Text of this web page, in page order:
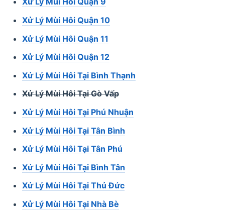
Xử Lý Mùi Hôi Quận 10
Xử Lý Mùi Hôi Quận 11
Xử Lý Mùi Hôi Quận 12
Xử Lý Mùi Hôi Tại Bình Thạnh
Xử Lý Mùi Hôi Tại Gò Vấp
Xử Lý Mùi Hôi Tại Phú Nhuận
Xử Lý Mùi Hôi Tại Tân Bình
Xử Lý Mùi Hôi Tại Tân Phú
Xử Lý Mùi Hôi Tại Bình Tân
Xử Lý Mùi Hôi Tại Thủ Đức
Xử Lý Mùi Hôi Tại Nhà Bè